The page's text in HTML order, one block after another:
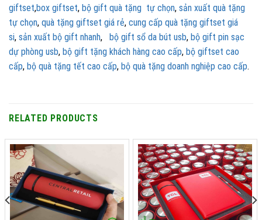
giftset,box giftset, bộ gift quà tặng tự chọn, sản xuất quà tặng
tự chọn, quà tặng giftset giá rẻ, cung cấp quà tặng giftset giá
si, sản xuất bộ gift nhanh, bộ gift sổ da bút usb, bộ gift pin sạc
dự phòng usb, bộ gift tặng khách hàng cao cấp, bộ giftset cao
cấp, bộ quà tặng tết cao cấp, bộ quà tặng doanh nghiệp cao cấp.
RELATED PRODUCTS